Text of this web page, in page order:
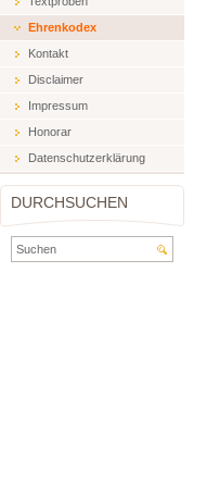
Ehrenkodex
Kontakt
Disclaimer
Impressum
Honorar
Datenschutzerklärung
DURCHSUCHEN